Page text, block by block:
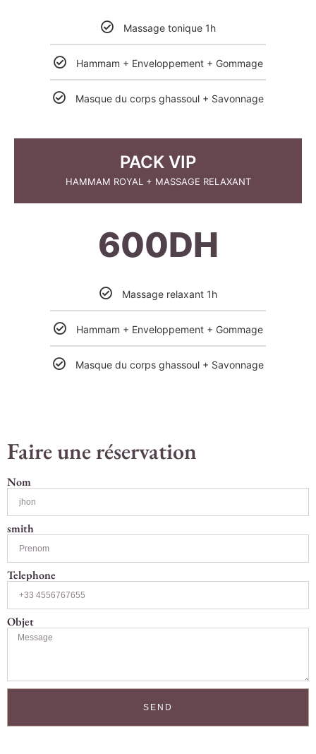
Massage tonique 1h
Hammam + Enveloppement + Gommage
Masque du corps ghassoul + Savonnage
PACK VIP
HAMMAM ROYAL + MASSAGE RELAXANT
600DH
Massage relaxant 1h
Hammam + Enveloppement + Gommage
Masque du corps ghassoul + Savonnage
Faire une réservation
Nom
smith
Telephone
Objet
SEND